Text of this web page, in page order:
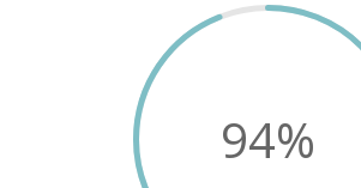
94%